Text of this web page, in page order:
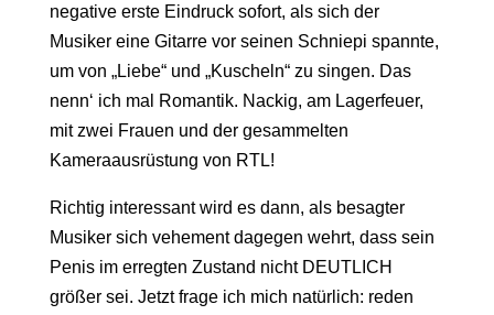
negative erste Eindruck sofort, als sich der
Musiker eine Gitarre vor seinen Schniepi spannte,
um von „Liebe“ und „Kuscheln“ zu singen. Das
nenn‘ ich mal Romantik. Nackig, am Lagerfeuer,
mit zwei Frauen und der gesammelten
Kameraausrüstung von RTL!
Richtig interessant wird es dann, als besagter
Musiker sich vehement dagegen wehrt, dass sein
Penis im erregten Zustand nicht DEUTLICH
größer sei. Jetzt frage ich mich natürlich: reden